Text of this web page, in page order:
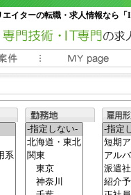
イターの転職・求人情報なら「
求人情報掲載中